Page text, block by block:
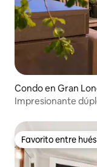
Condo en Gran
Impresionante
Favorito entre
Favorito entre